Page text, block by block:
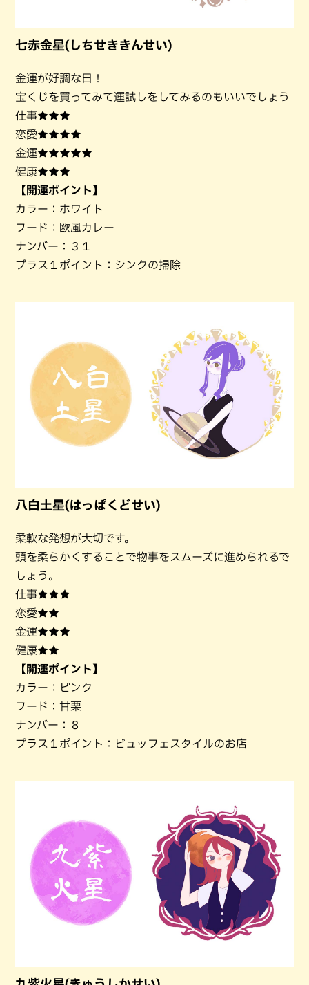
七赤金星(しちせききんせい)
金運が好調な日！
宝くじを買ってみて運試しをしてみるのもいいでしょう
仕事★★★
恋愛★★★★
金運★★★★★
健康★★★
【開運ポイント】
カラー：ホワイト
フード：欧風カレー
ナンバー：３１
プラス１ポイント：シンクの掃除
八白土星(はっぱくどせい)
柔軟な発想が大切です。
頭を柔らかくすることで物事をスムーズに進められるで
しょう。
仕事★★★
恋愛★★
金運★★★
健康★★
【開運ポイント】
カラー：ピンク
フード：甘栗
ナンバー：８
プラス１ポイント：ビュッフェスタイルのお店